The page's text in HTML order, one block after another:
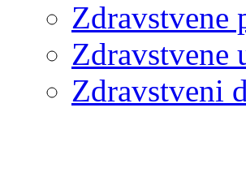
Zdravstvene
Zdravstvene
Zdravstveni